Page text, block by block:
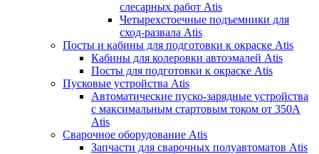
слесарных работ Atis
Четырехстоечные подъемники для
сход-развала Atis
Посты и кабины для подготовки к окраске Atis
Кабины для колеровки автоэмалей Atis
Посты для подготовки к окраске Atis
Пусковые устройства Atis
Автоматические пуско-зарядные устройства
с максимальным стартовым током от 350А
Atis
Сварочное оборудование Atis
Запчасти для сварочных полуавтоматов Atis